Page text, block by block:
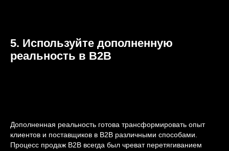
5. Используйте дополненную
реальность в B2B
Дополненная реальность готова трансформировать опыт
клиентов и поставщиков в B2B различными способами.
Процесс продаж B2B всегда был чреват перетягиванием